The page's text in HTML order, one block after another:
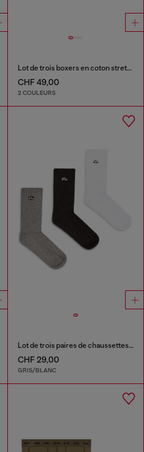
Lot de trois boxers en coton stretch avec ceinture en satin
CHF 49,00
2 COULEURS
Lot de trois paires de chaussettes en coton avec broderie Oval D
CHF 29,00
GRIS/BLANC